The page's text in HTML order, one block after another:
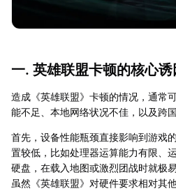
一. 英雄联盟卡顿的核心诱
造成《英雄联盟》卡顿的情况，通常
能不足、本地网络状况不佳，以及跨
首先，设备性能瓶颈直接影响到游戏
置较低，比如处理器运算能力有限、
硬盘，在载入地图或激烈团战时就极
虽然《英雄联盟》对硬件要求相对其